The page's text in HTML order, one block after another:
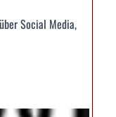
Social Media,